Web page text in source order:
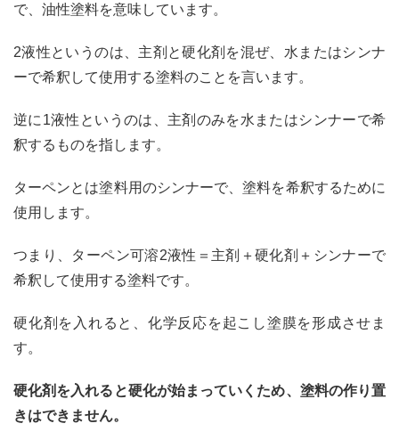
ット
をは
るか
える
超低
汚染
2.3
メリ
湿性
塗膜
露を
メリ
ット
④ラ
で、油性塗料を意味しています。
2液性というのは、主剤と硬化剤を混ぜ、水またはシンナ
ーで希釈して使用する塗料のことを言います。
逆に1液性というのは、主剤のみを水またはシンナーで希
釈するものを指します。
ターペンとは塗料用のシンナーで、塗料を希釈するために
使用します。
つまり、ターペン可溶2液性＝主剤＋硬化剤＋シンナーで
希釈して使用する塗料です。
硬化剤を入れると、化学反応を起こし塗膜を形成させま
す。
硬化剤を入れると硬化が始まっていくため、塗料の作り置
きはできません。